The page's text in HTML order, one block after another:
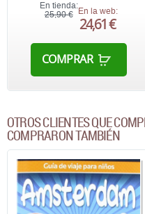
En tienda:
25,90 € En la web:
24,61 €
COMPRAR
OTROS CLIENTES QUE
COMPRARON TAMBIÉN